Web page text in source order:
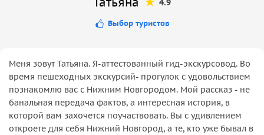
4.9
Выбор туристов
Меня зовут Татьяна. Я-аттестованный гид-экскурсовод. Во
время пешеходных экскурсий- прогулок с удовольствием
познакомлю вас с Нижним Новгородом. Мой рассказ - не
банальная передача фактов, а интересная история, в
которой вам захочется поучаствовать. Вы с удивлением
откроете для себя Нижний Новгород, а те, кто уже бывал в